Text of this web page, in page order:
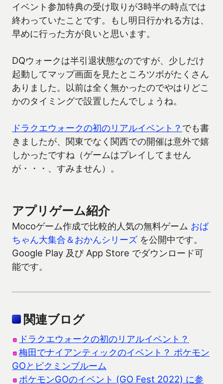
イベント参加特典の受け取りが3時半の時点では
終わっていたことです。もし明日行かれる方は、
早めに行った方が良いと思います。
DQウォークは半引退状態なのですが、少しだけ
起動してマップ画面を見たところツボがたくさん
ありました。以前は全く無かったのでやはりどこ
かのタイミングで設置したんでしょうね。
ドラクエウォークの初のリアルイベント？ でも書
きましたが、関東でなく関西での開催は意外で嬉
しかったですね（ゲームはプレイしてません
が・・・、すみません）。
アプリゲーム紹介
Mocoゲーム作成で比較的人気の無料ゲーム おば
ちゃん大集合＆おかんシリーズ を公開中です。
Google Play 及び App Store でダウンロード可
能です。
関連ブログ
ドラクエウォークの初のリアルイベント？
梅田でナイアンティックのイベント？ ポケモン
GOとピクミンブルーム
ポケモンGOのイベント (GO Fest 2022) に参